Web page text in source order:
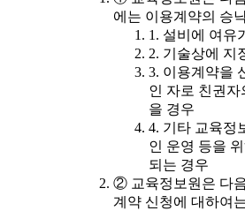
에는 이용계약의 승
1. 설비에 여유
2. 기술상에 지
3. 이용계약을
인 자로 친권
을 경우
4. 기타 교육정
인 운영 등을
되는 경우
② 교육정보원은 다
계약 신청에 대하여